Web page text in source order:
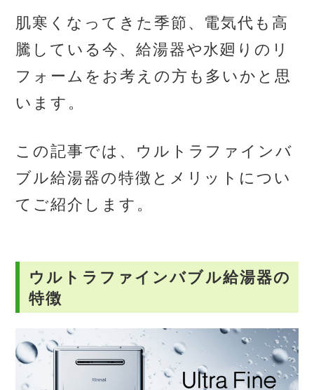
肌寒くなってきた季節、電気代も高
騰している今、給湯器や水廻りのリ
フォームをお考えの方も多いかと思
います。
この記事では、ウルトラファインバ
ブル給湯器の特徴とメリットについ
てご紹介します。
ウルトラファインバブル給湯器の
特徴